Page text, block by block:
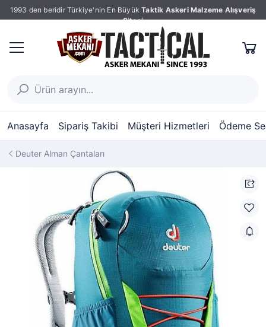
1993 den beridir Türkiye'nin En Büyük Taktik Askeri Malzeme Alışveriş
Sitesi
Anasayfa Sipariş Takibi Müşteri Hizmetleri Ödeme
Deuter Alman Çantaları